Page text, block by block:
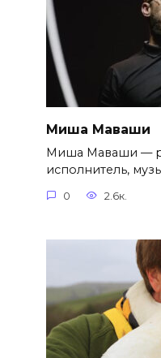
Миша Маваши
Миша Маваши —
исполнитель,
0 2.6к.